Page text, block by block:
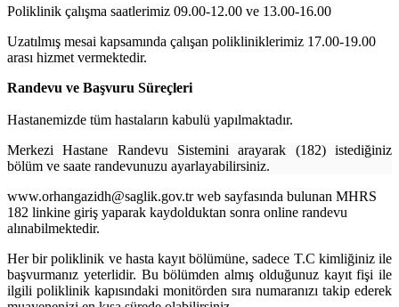
Poliklinik çalışma saatlerimiz 09.00-12.00 ve 13.00-16.00
Uzatılmış mesai kapsamında çalışan polikliniklerimiz 17.00-19.00
arası hizmet vermektedir.
Randevu ve Başvuru Süreçleri
Hastanemizde tüm hastaların kabulü yapılmaktadır.
Merkezi Hastane Randevu Sistemini arayarak (182) istediğiniz
bölüm ve saate randevunuzu ayarlayabilirsiniz.
www.orhangazidh@saglik.gov.tr web sayfasında bulunan MHRS
182 linkine giriş yaparak kaydolduktan sonra online randevu
alınabilmektedir.
Her bir poliklinik ve hasta kayıt bölümüne, sadece T.C kimliğiniz ile
başvurmanız yeterlidir. Bu bölümden almış olduğunuz kayıt fişi ile
ilgili poliklinik kapısındaki monitörden sıra numaranızı takip ederek